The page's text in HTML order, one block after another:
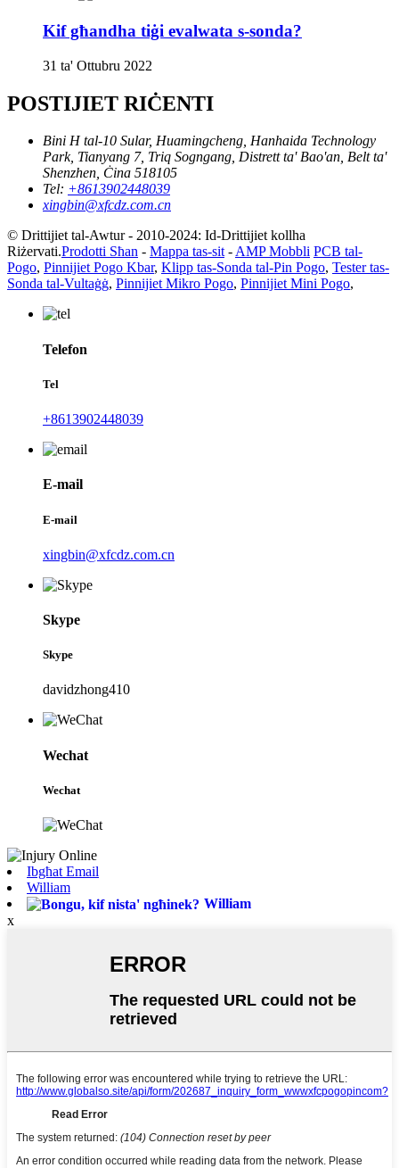
Kif għandha tiġi evalwata s-sonda?
31 ta' Ottubru 2022
POSTIJIET RIĊENTI
Bini H tal-10 Sular, Huamingcheng, Hanhaida Technology
Park, Tianyang 7, Triq Sogngang, Distrett ta' Bao'an, Belt ta'
Shenzhen, Ċina 518105
Tel: +8613902448039
xingbin@xfcdz.com.cn
© Drittijiet tal-Awtur - 2010-2024: Id-Drittijiet kollha
Riżervati.Prodotti Sħan - Mappa tas-sit-AMP Mobbli PCB tal-
Pogo, Pinnijiet Pogo Kbar, Klipp tas-Sonda tal-Pin Pogo, Tester tas-
Sonda tal-Vultaġġ, Pinnijiet Mikro Pogo, Pinnijiet Mini Pogo,
Telefon
Tel
+8613902448039
E-mail
E-mail
xingbin@xfcdz.com.cn
Skype
Skype
davidzhong410
Wechat
Wechat
Ibgħat Email
William
William
x